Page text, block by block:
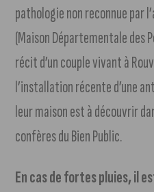
pathologie non reconnue par
(Maison Départementale des
récit d’un couple vivant à
l’installation récente d’une
leur maison est à découvrir
confères du Bien Public.
En cas de fortes pluies, il